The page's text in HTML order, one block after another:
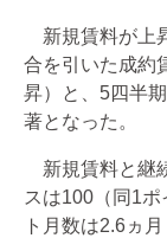
新規賃料が上
合を引いた成約
昇）と、5四半
著となった。
新規賃料と継
スは100（同1
ト月数は2.6ヵ